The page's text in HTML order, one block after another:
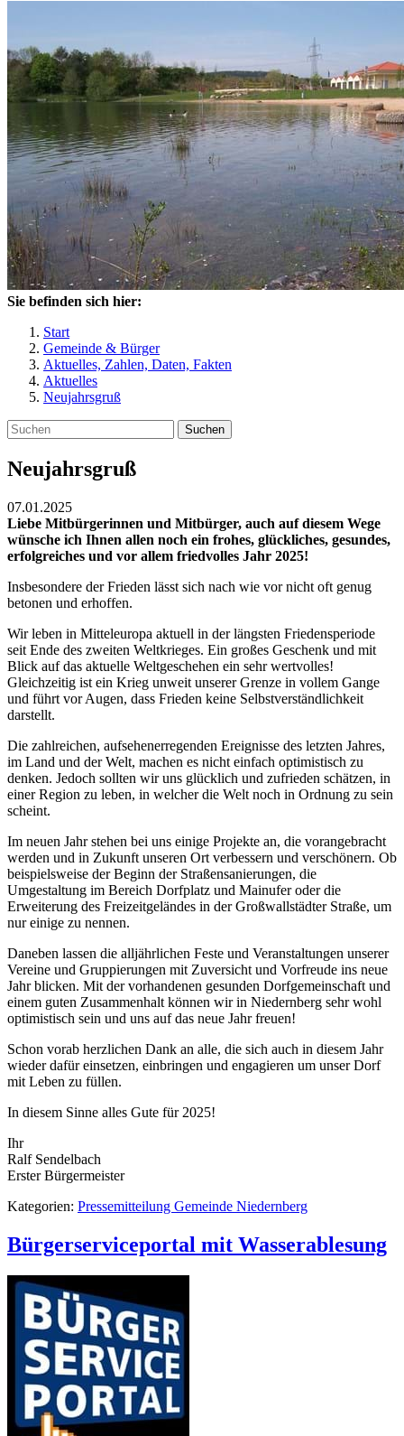
Sie befinden sich hier:
Start
Gemeinde & Bürger
Aktuelles, Zahlen, Daten, Fakten
Aktuelles
Neujahrsgruß
Suchen
Neujahrsgruß
07.01.2025
Liebe Mitbürgerinnen und Mitbürger, auch auf diesem Wege
wünsche ich Ihnen allen noch ein frohes, glückliches, gesundes,
erfolgreiches und vor allem friedvolles Jahr 2025!
Insbesondere der Frieden lässt sich nach wie vor nicht oft genug
betonen und erhoffen.
Wir leben in Mitteleuropa aktuell in der längsten Friedensperiode
seit Ende des zweiten Weltkrieges. Ein großes Geschenk und mit
Blick auf das aktuelle Weltgeschehen ein sehr wertvolles!
Gleichzeitig ist ein Krieg unweit unserer Grenze in vollem Gange
und führt vor Augen, dass Frieden keine Selbstverständlichkeit
darstellt.
Die zahlreichen, aufsehenerregenden Ereignisse des letzten Jahres,
im Land und der Welt, machen es nicht einfach optimistisch zu
denken. Jedoch sollten wir uns glücklich und zufrieden schätzen, in
einer Region zu leben, in welcher die Welt noch in Ordnung zu sein
scheint.
Im neuen Jahr stehen bei uns einige Projekte an, die vorangebracht
werden und in Zukunft unseren Ort verbessern und verschönern. Ob
beispielsweise der Beginn der Straßensanierungen, die
Umgestaltung im Bereich Dorfplatz und Mainufer oder die
Erweiterung des Freizeitgeländes in der Großwallstädter Straße, um
nur einige zu nennen.
Daneben lassen die alljährlichen Feste und Veranstaltungen unserer
Vereine und Gruppierungen mit Zuversicht und Vorfreude ins neue
Jahr blicken. Mit der vorhandenen gesunden Dorfgemeinschaft und
einem guten Zusammenhalt können wir in Niedernberg sehr wohl
optimistisch sein und uns auf das neue Jahr freuen!
Schon vorab herzlichen Dank an alle, die sich auch in diesem Jahr
wieder dafür einsetzen, einbringen und engagieren um unser Dorf
mit Leben zu füllen.
In diesem Sinne alles Gute für 2025!
Ihr
Ralf Sendelbach
Erster Bürgermeister
Kategorien: Pressemitteilung Gemeinde Niedernberg
Bürgerserviceportal mit Wasserablesung